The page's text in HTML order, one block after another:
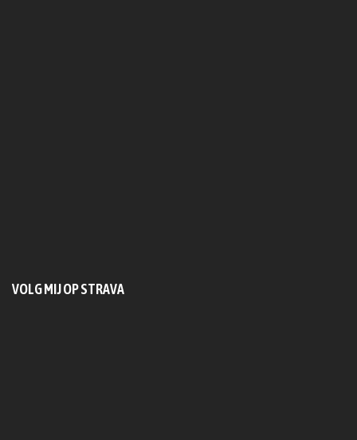
VOLG MIJ OP STRAVA